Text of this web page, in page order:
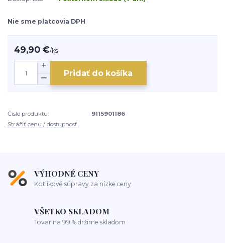
Nie sme platcovia DPH
49,90 €/ks
Pridať do košíka
Číslo produktu:
9115901186
Strážiť cenu / dostupnosť
VÝHODNÉ CENY
Kotlíkové súpravy za nízke ceny
VŠETKO SKLADOM
Tovar na 99 % držíme skladom